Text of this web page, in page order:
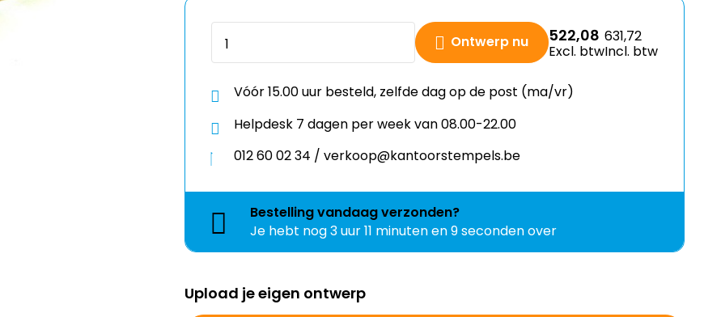
Ontwerp nu 522,08
Excl. btw
631,72
Incl. btw
Vóór 15.00 uur besteld, zelfde dag op de post (ma/vr)
Helpdesk 7 dagen per week van 08.00-22.00
012 60 02 34 / verkoop@kantoorstempels.be
Bestellingvandaagverzonden?
Je hebt nog3 uur 11 minuten en 8 seconden over
Upload je eigen ontwerp